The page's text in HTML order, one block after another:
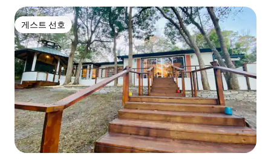
게스트 선호
게스트 선호